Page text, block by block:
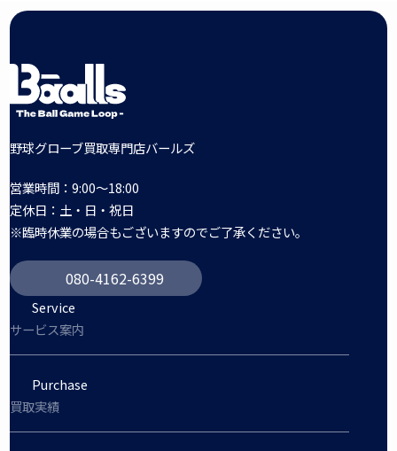
野球グローブ買取専門店バールズ
営業時間：9:00～18:00
定休日：土・日・祝日
※臨時休業の場合もございますのでご了承ください。
080-4162-6399
Service
サービス案内
Purchase
買取実績